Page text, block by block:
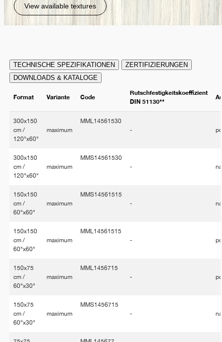
View available textures
TECHNISCHE SPEZIFIKATIONEN
ZERTIFIZIERUNGEN
DOWNLOADS & KATALOGE
Format Variante Code
Rutschfestigkeitskoeffizient
DIN 51130**
300x150
cm /
120"x60"
maximum
MML14561530
-
300x150
cm /
120"x60"
maximum
MMS14561530
-
150x150
cm /
60"x60"
maximum
MMS14561515
-
150x150
cm /
60"x60"
maximum
MML14561515
-
150x75
cm /
60"x30"
maximum
MML1456715
-
150x75
cm /
60"x30"
maximum
MMS1456715
-